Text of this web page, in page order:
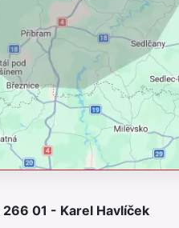
01 - Karel Havlíček